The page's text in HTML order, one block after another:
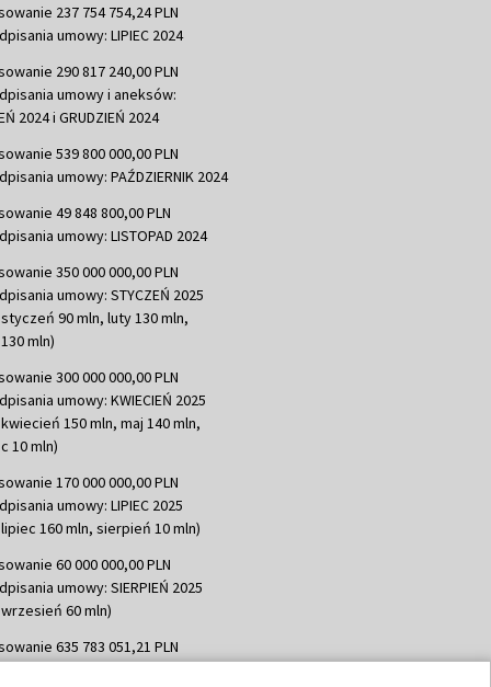
237 754 754,24 PLN
umowy: LIPIEC 2024
290 817 240,00 PLN
umowy i aneksów:
2024 i GRUDZIEŃ 2024
539 800 000,00 PLN
umowy: PAŹDZIERNIK 2024
49 848 800,00 PLN
umowy: LISTOPAD 2024
350 000 000,00 PLN
umowy: STYCZEŃ 2025
90 mln, luty 130 mln,
mln)
300 000 000,00 PLN
umowy: KWIECIEŃ 2025
150 mln, maj 140 mln,
10 mln)
170 000 000,00 PLN
umowy: LIPIEC 2025
160 mln, sierpień 10 mln)
60 000 000,00 PLN
umowy: SIERPIEŃ 2025
60 mln)
635 783 051,21 PLN